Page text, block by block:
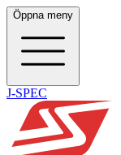
Öppna meny
J-SPEC